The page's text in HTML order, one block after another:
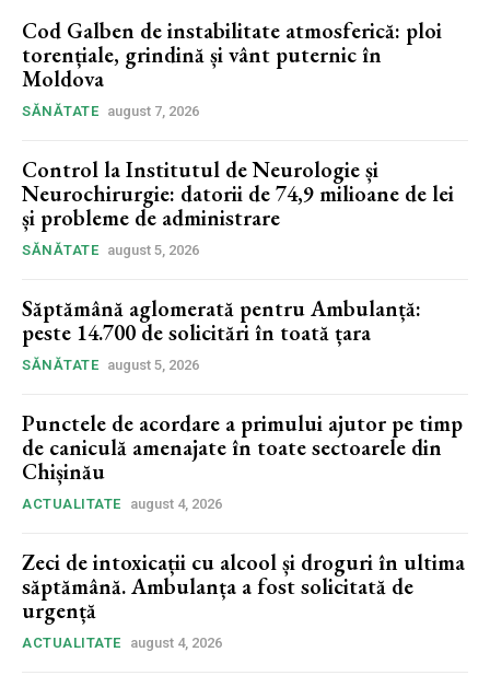
Cod Galben de instabilitate atmosferică: ploi
torențiale, grindină și vânt puternic în
Moldova
SĂNĂTATE august 7, 2026
Control la Institutul de Neurologie și
Neurochirurgie: datorii de 74,9 milioane de lei
și probleme de administrare
SĂNĂTATE august 5, 2026
Săptămână aglomerată pentru Ambulanță:
peste 14.700 de solicitări în toată țara
SĂNĂTATE august 5, 2026
Punctele de acordare a primului ajutor pe timp
de caniculă amenajate în toate sectoarele din
Chișinău
ACTUALITATE august 4, 2026
Zeci de intoxicații cu alcool și droguri în ultima
săptămână. Ambulanța a fost solicitată de
urgență
ACTUALITATE august 4, 2026